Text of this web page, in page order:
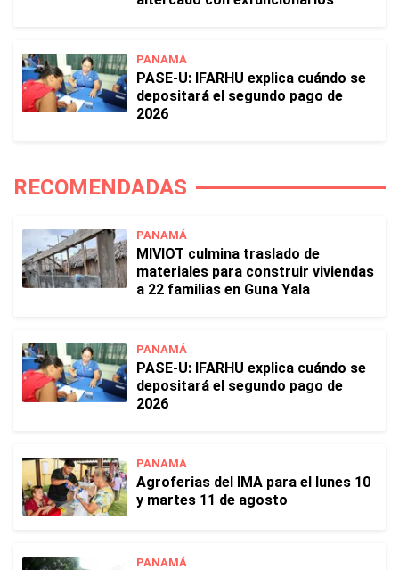
PANAMÁ
PASE-U: IFARHU explica cuándo se
depositará el segundo pago de
2026
RECOMENDADAS
PANAMÁ
MIVIOT culmina traslado de
materiales para construir viviendas
a 22 familias en Guna Yala
PANAMÁ
PASE-U: IFARHU explica cuándo se
depositará el segundo pago de
2026
PANAMÁ
Agroferias del IMA para el lunes 10
y martes 11 de agosto
PANAMÁ